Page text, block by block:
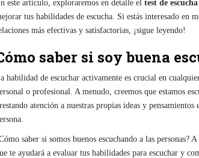
este artículo, exploraremos en detalle el test de
tus habilidades de escucha. Si estás interesado en
más efectivas y satisfactorias, ¡sigue leyendo!
saber si soy buena
habilidad de escuchar activamente es crucial en
o profesional. A menudo, creemos que estamos
atención a nuestras propias ideas y
saber si somos buenos escuchando a las personas?
te ayudará a evaluar tus habilidades para escuchar y